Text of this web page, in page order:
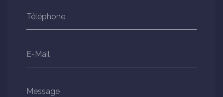
Téléphone
E-Mail
Message